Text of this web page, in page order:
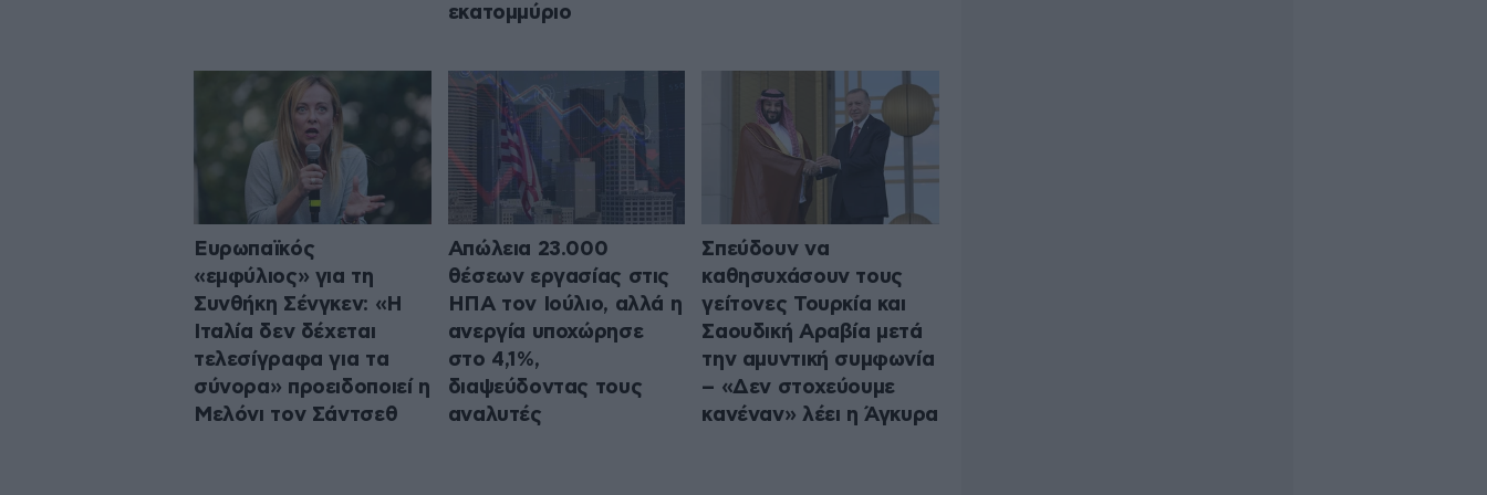
εκατομμύριο
Ευρωπαϊκός
«εμφύλιος» για τη
Συνθήκη Σένγκεν: «Η
Ιταλία δεν δέχεται
τελεσίγραφα για τα
σύνορα» προειδοποιεί η
Μελόνι τον Σάντσεθ
Απώλεια 23.000
θέσεων εργασίας στις
ΗΠΑ τον Ιούλιο, αλλά η
ανεργία υποχώρησε
στο 4,1%,
διαψεύδοντας τους
αναλυτές
Σπεύδουν να
καθησυχάσουν τους
γείτονες Τουρκία και
Σαουδική Αραβία μετά
την αμυντική συμφωνία
– «Δεν στοχεύουμε
κανέναν» λέει η Άγκυρα